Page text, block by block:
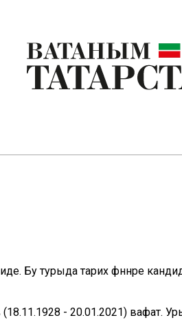
Бу турыда тарих фәннәре
(18.11.1928 - 20.01.2021) вафат.